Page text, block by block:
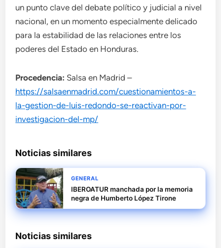
un punto clave del debate político y judicial a nivel
nacional, en un momento especialmente delicado
para la estabilidad de las relaciones entre los
poderes del Estado en Honduras.
Procedencia: Salsa en Madrid –
https://salsaenmadrid.com/cuestionamientos-a-
la-gestion-de-luis-redondo-se-reactivan-por-
investigacion-del-mp/
Noticias similares
GENERAL
IBEROATUR manchada por la memoria
negra de Humberto López Tirone
Noticias similares